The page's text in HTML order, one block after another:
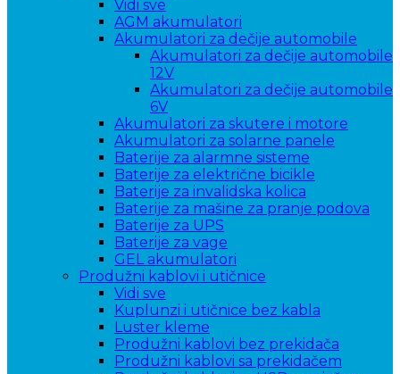
Vidi sve
AGM akumulatori
Akumulatori za dečije automobile
Akumulatori za dečije automobile
12V
Akumulatori za dečije automobile
6V
Akumulatori za skutere i motore
Akumulatori za solarne panele
Baterije za alarmne sisteme
Baterije za električne bicikle
Baterije za invalidska kolica
Baterije za mašine za pranje podova
Baterije za UPS
Baterije za vage
GEL akumulatori
Produžni kablovi i utičnice
Vidi sve
Kuplunzi i utičnice bez kabla
Luster kleme
Produžni kablovi bez prekidača
Produžni kablovi sa prekidačem